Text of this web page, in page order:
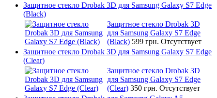
Защитное стекло Drobak 3D для Samsung Galaxy S7 Edge
(Black)
Защитное стекло Drobak 3D
для Samsung Galaxy S7 Edge
(Black) 599 грн. Отсутствует
Защитное стекло Drobak 3D для Samsung Galaxy S7 Edge
(Clear)
Защитное стекло Drobak 3D
для Samsung Galaxy S7 Edge
(Clear) 350 грн. Отсутствует